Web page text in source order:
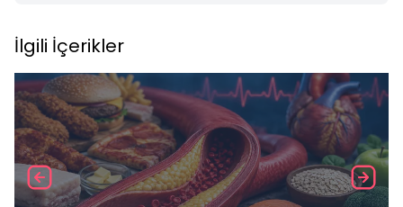
İlgili İçerikler